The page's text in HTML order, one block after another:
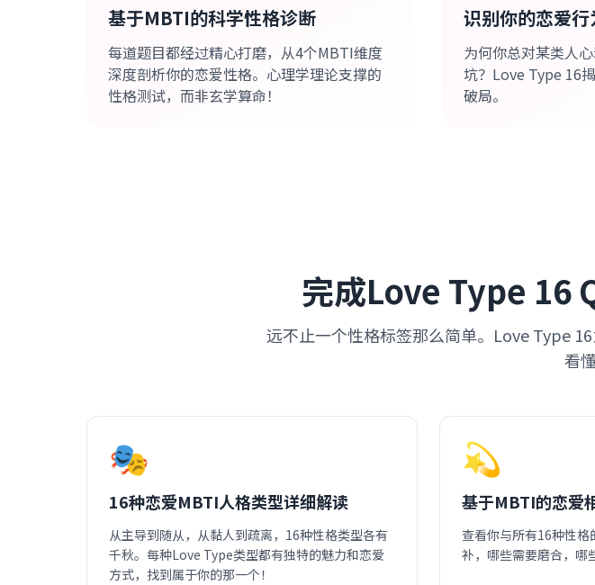
基于MBTI的科学性格诊断
每道题目都经过精心打磨，从4个MBTI维度
深度剖析你的恋爱性格。心理学理论支撑的
性格测试，而非玄学算命！
识别你的恋爱
为何你总对某类人
坑？Love Type 16
破局。
完成Love Type 16
远不止一个性格标签那么简单。Love Type
看
🎭
16种恋爱MBTI人格类型详细解读
从主导到随从，从黏人到疏离，16种性格类型各有
千秋。每种Love Type类型都有独特的魅力和恋爱
方式，找到属于你的那一个！
💫
基于MBTI的恋爱
查看你与所有16种性
补，哪些需要磨合，